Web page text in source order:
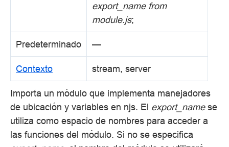
export_name from
module.js;
Predeterminado —
Contexto stream, server
Importa un módulo que implementa manejadores
de ubicación y variables en njs. El export_namese
utiliza como espacio de nombres para acceder a
las funciones del módulo. Si no se especifica